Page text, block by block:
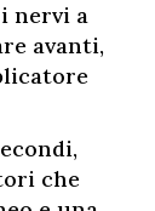
nervi a
avanti,
che